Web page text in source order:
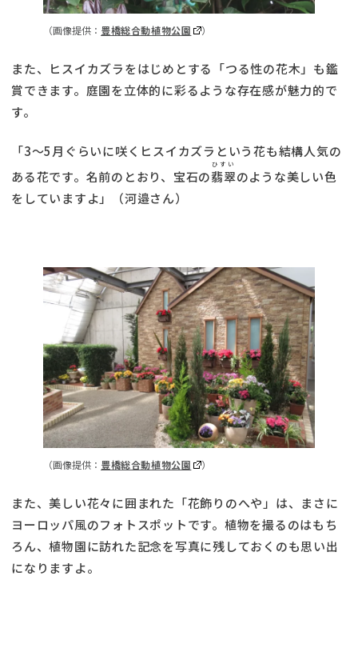
（画像提供： 豊橋総合動植物公園 ）
また、ヒスイカズラをはじめとする「つる性の花木」も鑑
賞できます。庭園を立体的に彩るような存在感が魅力的で
す。
「3～5月ぐらいに咲くヒスイカズラという花も結構人気の
ある花です。名前のとおり、宝石の翡翠
ひすい
のような美しい色
をしていますよ」（河邉さん）
（画像提供： 豊橋総合動植物公園 ）
また、美しい花々に囲まれた「花飾りのへや」は、まさに
ヨーロッパ風のフォトスポットです。植物を撮るのはもち
ろん、植物園に訪れた記念を写真に残しておくのも思い出
になりますよ。